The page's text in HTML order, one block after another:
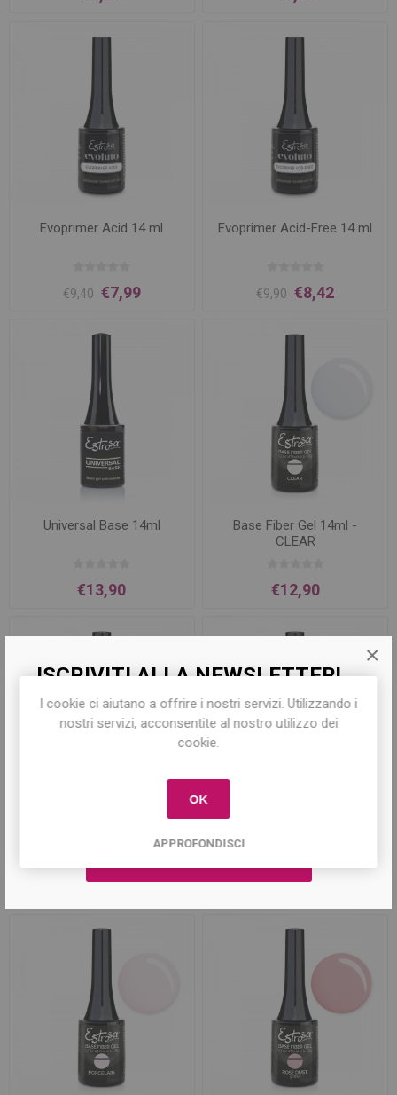
ISCRIVITI ALLA NEWSLETTER!
Iscriviti per conoscere le nostre ultime
offerte e ricevere il10% di sconto
×
Evoprimer Acid 14 ml
€9,40 €7,99
Evoprimer Acid-Free 14 ml
€9,90 €8,42
Universal Base 14ml
€13,90
Base Fiber Gel 14ml -
CLEAR
€12,90
Base Fiber Gel 14ml - COOL
€12,90
DELICATE PEACH
€12,90
I cookie ci aiutano a offrire i nostri servizi. Utilizzando i
nostri servizi, acconsentite al nostro utilizzo dei
cookie.
OK
APPROFONDISCI